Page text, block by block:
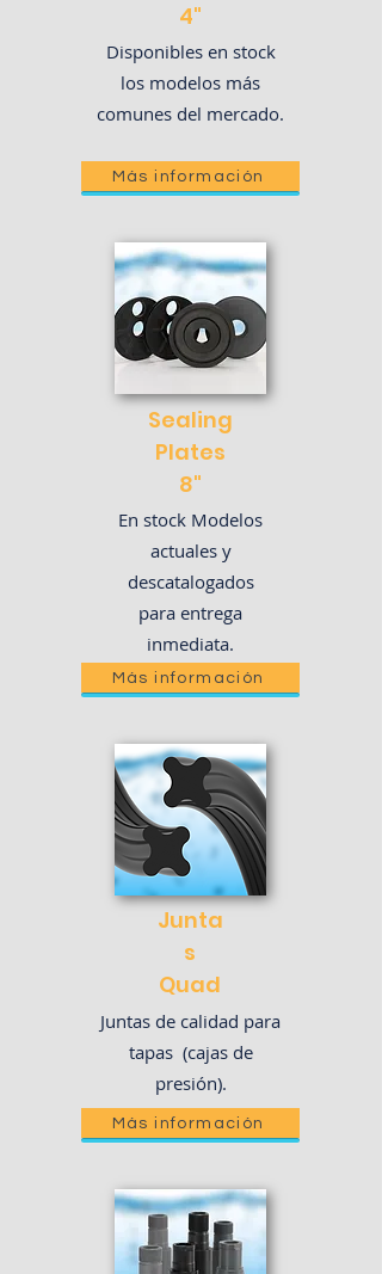
4"
Disponibles en stock
los modelos más
comunes del mercado.
Más información
Sealing
Plates
8"
En stock Modelos
actuales y
descatalogados
para entrega
inmediata.
Más información
Junta
s​
Quad
Juntas de calidad para
tapas (cajas de
presión).
Más información